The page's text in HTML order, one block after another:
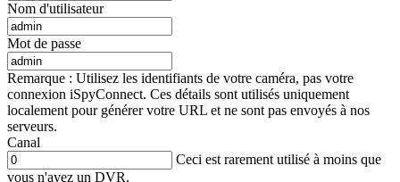
Nom d'utilisateur
Mot de passe
Remarque : Utilisez les identifiants de votre caméra, pas votre
connexion iSpyConnect. Ces détails sont utilisés uniquement
localement pour générer votre URL et ne sont pas envoyés à nos
serveurs.
Canal
Ceci est rarement utilisé à moins que
vous n'ayez un DVR.